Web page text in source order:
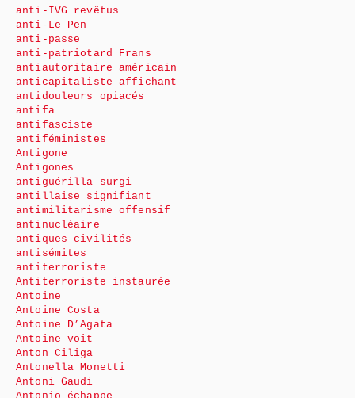
anti-IVG revêtus
anti-Le Pen
anti-passe
anti-patriotard Frans
antiautoritaire américain
anticapitaliste affichant
antidouleurs opiacés
antifa
antifasciste
antiféministes
Antigone
Antigones
antiguérilla surgi
antillaise signifiant
antimilitarisme offensif
antinucléaire
antiques civilités
antisémites
antiterroriste
Antiterroriste instaurée
Antoine
Antoine Costa
Antoine D’Agata
Antoine voit
Anton Ciliga
Antonella Monetti
Antoni Gaudi